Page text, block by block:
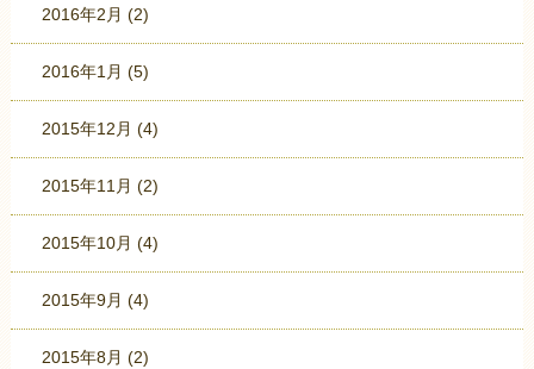
2016年2月 (2)
2016年1月 (5)
2015年12月 (4)
2015年11月 (2)
2015年10月 (4)
2015年9月 (4)
2015年8月 (2)